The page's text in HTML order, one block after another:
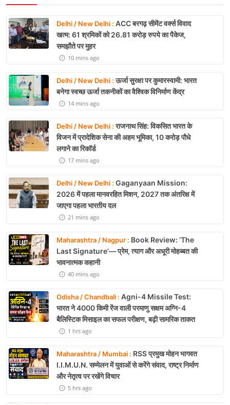
Delhi / New Delhi : ACC बरगढ़ सीमेंट वर्क्स विवाद
खत्म: 61 श्रमिकों को 26.81 करोड़ रुपये का पैकेज,
समझौते पर मुहर
10 mins ago
Delhi / New Delhi :ऊर्जा सुरक्षा पर कुमारस्वामी: भारत
बनेगा स्वच्छ ऊर्जा तकनीकों का वैश्विक विनिर्माण केंद्र
14 mins ago
Delhi / New Delhi :राजनाथ सिंह: विकसित भारत के
विजन में प्रादेशिक सेना की अहम भूमिका, 10 करोड़ पौधे
लगाने का रिकॉर्ड
17 mins ago
Delhi / New Delhi : Gaganyaan Mission:
2026 में पहला मानवरहित मिशन, 2027 तक अंतरिक्ष में
जाएगा पहला भारतीय दल
21 mins ago
Maharashtra / Nagpur : Book Review: ‘The
Last Signature’— प्रेम, त्याग और अधूरी मोहब्बत की
भावनात्मक कहानी
40 mins ago
Odisha / Chandbali : Agni-4 Missile Test:
भारत ने 4000 किमी रेंज वाली परमाणु सक्षम अग्नि-4
बैलिस्टिक मिसाइल का सफल परीक्षण, बढ़ी सामरिक ताकत
1 hrs ago
Maharashtra / Mumbai : RSS प्रमुख मोहन भागवत
I.I.M.U.N. सम्मेलन में युवाओं से करेंगे संवाद, राष्ट्र निर्माण
और नेतृत्व पर रखेंगे विचार
5 hrs ago